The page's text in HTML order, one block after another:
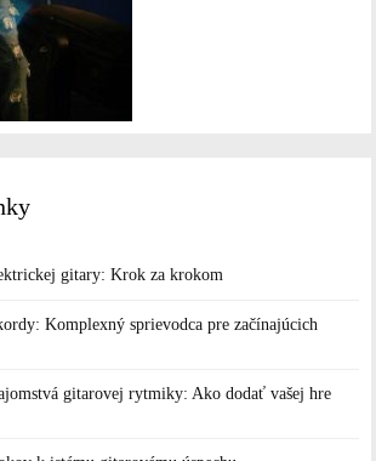
gitary: Krok za krokom
Komplexný sprievodca pre začínajúcich
gitarovej rytmiky: Ako dodať vašej hre